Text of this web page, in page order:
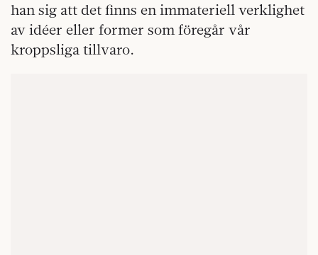
han sig att det finns en immateriell verklighet
av idéer eller former som föregår vår
kroppsliga tillvaro.